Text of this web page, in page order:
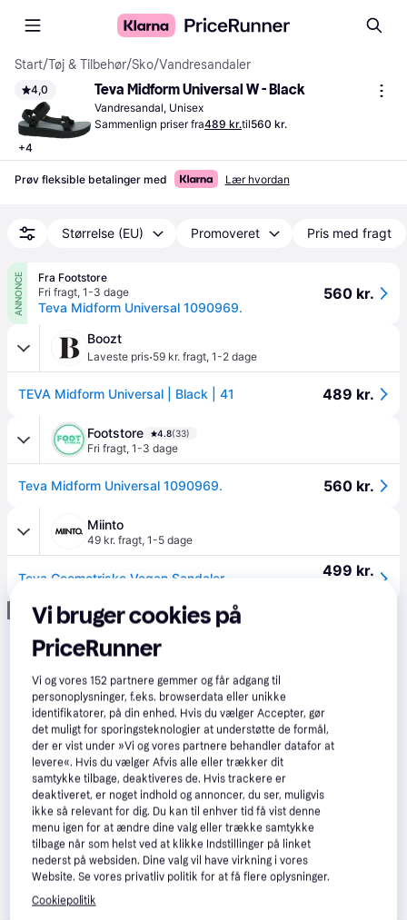
Start/Tøj & Tilbehør/Sko/Vandresandaler
4,0
+4
Teva Midform Universal W - Black
Vandresandal, Unisex
Sammenlign priser fra489 kr.til560 kr.
Prøv fleksible betalinger med Lær hvordan
Størrelse (EU) Promoveret Pris med fragt
ANNONCE
Fra Footstore
Fri fragt, 1-3 dage
Teva Midform Universal 1090969.
560 kr.
Boozt
Laveste pris·59 kr. fragt, 1-2 dage
TEVA Midform Universal | Black | 41 489 kr.
Footstore 4.8(33)
Fri fragt, 1-3 dage
Teva Midform Universal 1090969. 560 kr.
Miinto
49 kr. fragt, 1-5 dage
499 kr.
Annonce
Vi bruger cookies på
PriceRunner
Vi og vores152 partnere gemmer og får adgang til
personoplysninger, f.eks. browserdata eller unikke
identifikatorer, på din enhed. Hvis du vælger Accepter, gør
det muligt for sporingsteknologier at understøtte de formål,
der er vist under »Vi og vores partnere behandler datafor at
levere«. Hvis du vælger Afvis alle eller trækker dit
samtykke tilbage, deaktiveres de. Hvis trackere er
deaktiveret, er noget indhold og annoncer, du ser, muligvis
ikke så relevant for dig. Du kan til enhver tid få vist denne
menu igen for at ændre dine valg eller trække samtykke
tilbage når som helst ved at klikke Indstillinger på linket
nederst på websiden. Dine valg vil have virkning i vores
Website. Se vores privatliv politik for at få flere oplysninger.
Cookiepolitik